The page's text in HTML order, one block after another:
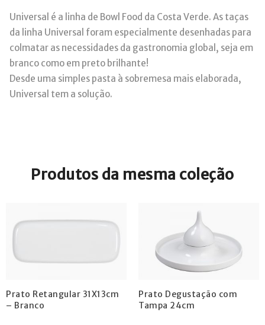
Universal é a linha de Bowl Food da Costa Verde. As taças
da linha Universal foram especialmente desenhadas para
colmatar as necessidades da gastronomia global, seja em
branco como em preto brilhante!
Desde uma simples pasta à sobremesa mais elaborada,
Universal tem a solução.
Produtos da mesma coleção
Prato Retangular 31X13cm
– Branco
Prato Degustação com
Tampa 24cm